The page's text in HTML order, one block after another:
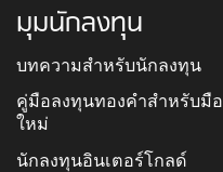
มุมนักลงทุน
บทความสำหรับนักลงทุน
คู่มือลงทุนทองคำสำหรับมือ
ใหม่
นักลงทุนอินเตอร์โกลด์